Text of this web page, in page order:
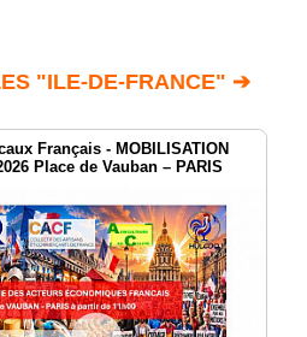
"ILE-DE-FRANCE" ➔
Français - MOBILISATION
Place de Vauban – PARIS